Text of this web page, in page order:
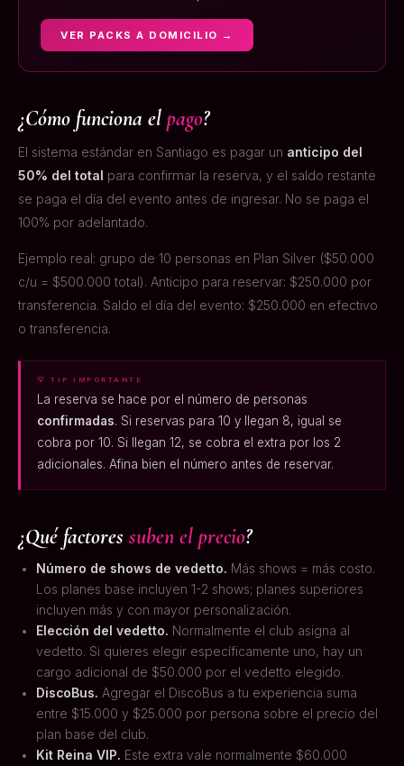
VER PACKS A DOMICILIO →
¿Cómo funciona el pago?
El sistema estándar en Santiago es pagar un anticipo del
50% del total para confirmar la reserva, y el saldo restante
se paga el día del evento antes de ingresar. No se paga el
100% por adelantado.
Ejemplo real: grupo de 10 personas en Plan Silver ($50.000
c/u = $500.000 total). Anticipo para reservar: $250.000 por
transferencia. Saldo el día del evento: $250.000 en efectivo
o transferencia.
💡 TIP IMPORTANTE
La reserva se hace por el número de personas
confirmadas. Si reservas para 10 y llegan 8, igual se
cobra por 10. Si llegan 12, se cobra el extra por los 2
adicionales. Afina bien el número antes de reservar.
¿Qué factores suben el precio?
Número de shows de vedetto. Más shows = más costo.
Los planes base incluyen 1-2 shows; planes superiores
incluyen más y con mayor personalización.
Elección del vedetto. Normalmente el club asigna al
vedetto. Si quieres elegir específicamente uno, hay un
cargo adicional de $50.000 por el vedetto elegido.
DiscoBus. Agregar el DiscoBus a tu experiencia suma
entre $15.000 y $25.000 por persona sobre el precio del
plan base del club.
Kit Reina VIP. Este extra vale normalmente $60.000